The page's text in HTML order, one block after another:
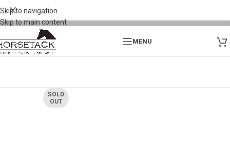
Skip to navigation
Skip to main content
MENU
SOLD
OUT